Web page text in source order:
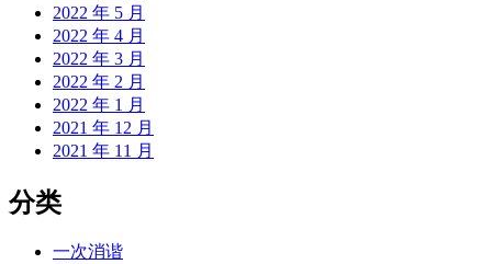
2022 年 5 月
2022 年 4 月
2022 年 3 月
2022 年 2 月
2022 年 1 月
2021 年 12 月
2021 年 11 月
分类
一次消谐